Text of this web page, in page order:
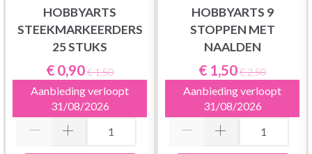
HOBBYARTS
STEEKMARKEERDERS
25 STUKS
€ 0,90€ 1,50
Aanbieding verloopt
31/08/2026
HOBBYARTS 9
STOPPEN MET
NAALDEN
€ 1,50€ 2,50
Aanbieding verloopt
31/08/2026